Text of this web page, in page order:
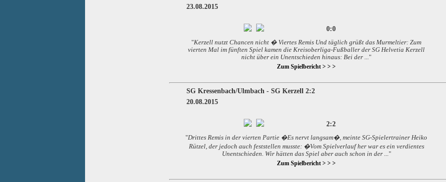
23.08.2015
0:0
"Kerzell nutzt Chancen nicht � Viertes Remis Und täglich grüßt das Murmeltier: Zum
vierten Mal im fünften Spiel kamen die Kreisoberliga-Fußballer der SG Helvetia Kerzell
nicht über ein Unentschieden hinaus: Bei der ... "
Zum Spielbericht > > >
SG Kressenbach/Ulmbach - SG Kerzell 2:2
20.08.2015
2:2
"Drittes Remis in der vierten Partie �Es nervt langsam�, meinte SG-Spielertrainer Heiko
Rützel, der jedoch auch feststellen musste: �Vom Spielverlauf her war es ein verdientes
Unentschieden. Wir hätten das Spiel aber auch schon in der ... "
Zum Spielbericht > > >